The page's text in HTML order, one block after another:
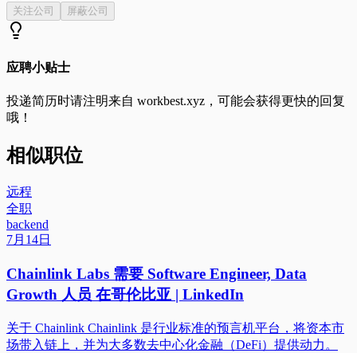
关注公司 屏蔽公司
应聘小贴士
投递简历时请注明来自 workbest.xyz ，可能会获得更快的回复
哦！
相似职位
远程
全职
backend
7月14日
Chainlink Labs 需要 Software Engineer, Data
Growth 人员 在哥伦比亚 | LinkedIn
关于 Chainlink Chainlink 是行业标准的预言机平台，将资本市
场带入链上，并为大多数去中心化金融（DeFi）提供动力。